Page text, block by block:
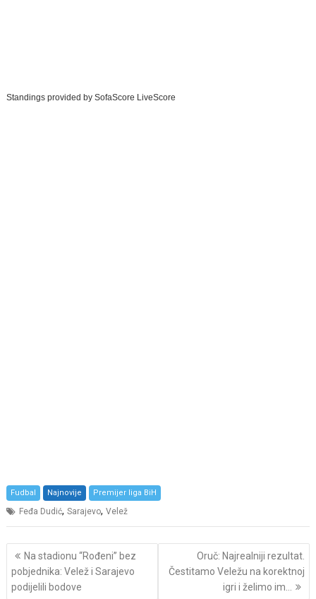
Standings provided bySofaScore LiveScore
Fudbal Najnovije Premijer liga BiH
Feđa Dudić,Sarajevo,Velež
Post
navigation
Na stadionu “Rođeni” bez
pobjednika: Velež i Sarajevo
podijelili bodove
Oruč: Najrealniji rezultat.
Čestitamo Veležu na korektnoj
igri i želimo im…